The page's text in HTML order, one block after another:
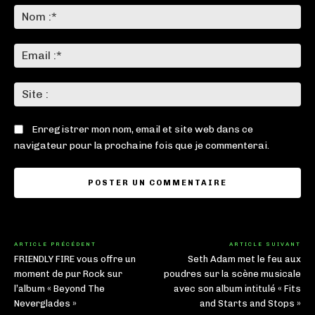
:*
:*
:
Enregistrer mon nom, email et site web dans ce
navigateur pour la prochaine fois que je commenterai.
ARTICLE PRÉCÉDENT
FRIENDLY FIRE vous offre un
moment de pur Rock sur
l’album « Beyond The
Neverglades »
ARTICLE SUIVANT
Seth Adam met le feu aux
poudres sur la scène musicale
avec son album intitulé « Fits
and Starts and Stops »